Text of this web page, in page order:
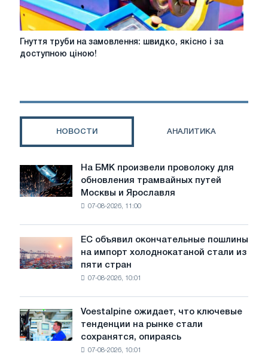
Гнуття
труби
якісно
ціною!
Гнуття труби на замовлення: швидко, якісно і за
доступною ціною!
НОВОСТИ АНАЛИТИКА
На
БМК
произвели
трамвайных
путей
Москвы
Ярославля
На БМК произвели проволоку для
обновления трамвайных путей
Москвы и Ярославля
07-08-2026, 11:00
объявил
окончательные
холоднокатаной
стали
из
ЕС объявил окончательные пошлины
на импорт холоднокатаной стали из
пяти стран
07-08-2026, 10:01
Voestalpine
ожидает,
что
Voestalpine ожидает, что ключевые
тенденции на рынке стали
сохранятся, опираясь
07-08-2026, 10:01